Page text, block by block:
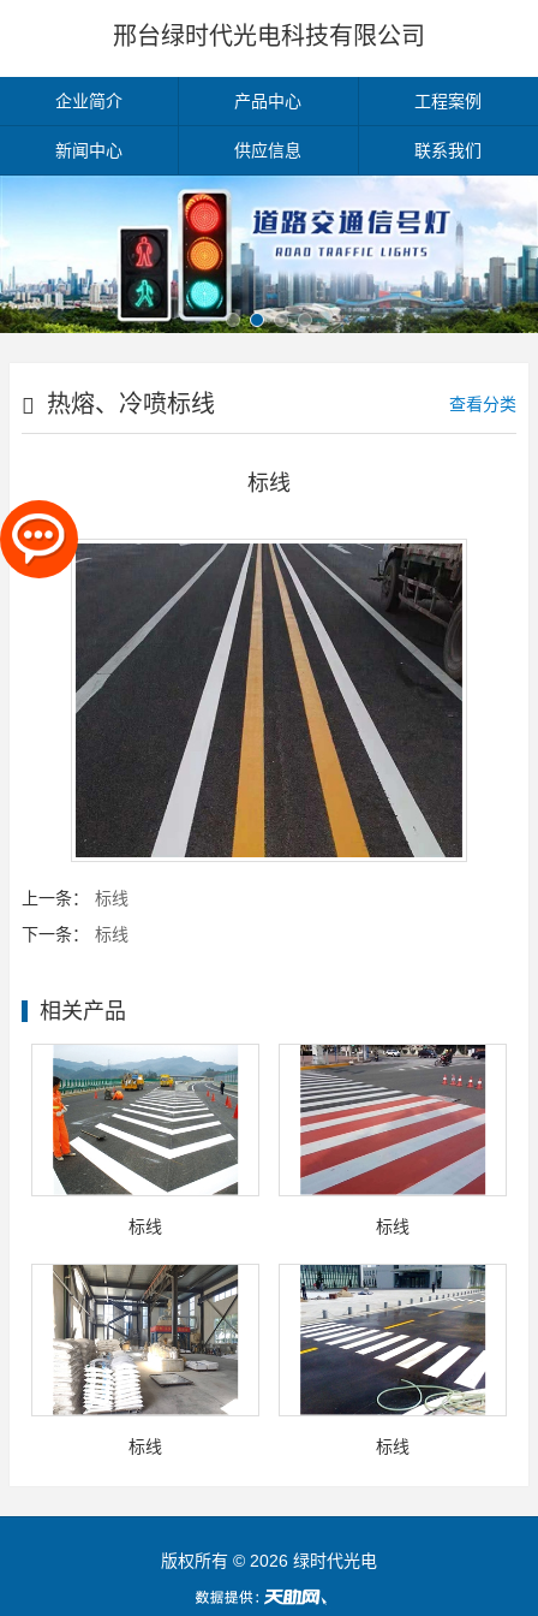
邢台绿时代光电科技有限公司
企业简介 产品中心 工程案例
新闻中心 供应信息 联系我们
热熔、冷喷标线 查看分类
标线
上一条：
标线
下一条：
标线
相关产品
标线 标线
标线 标线
版权所有 © 2026 绿时代光电